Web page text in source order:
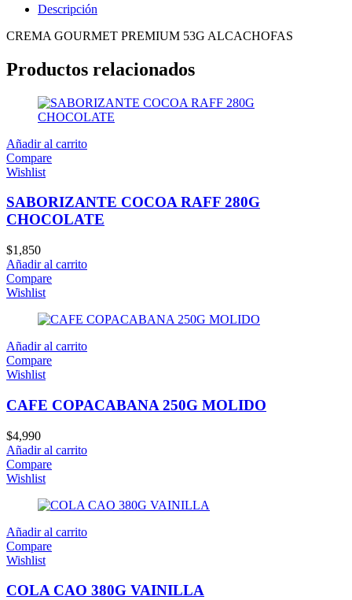
Descripción
CREMA GOURMET PREMIUM 53G ALCACHOFAS
Productos relacionados
Añadir al carrito
Compare
Wishlist
SABORIZANTE COCOA RAFF 280G
CHOCOLATE
$1,850
Añadir al carrito
Compare
Wishlist
Añadir al carrito
Compare
Wishlist
CAFE COPACABANA 250G MOLIDO
$4,990
Añadir al carrito
Compare
Wishlist
Añadir al carrito
Compare
Wishlist
COLA CAO 380G VAINILLA